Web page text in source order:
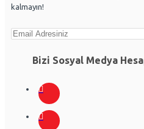
kalmayın!
Bizi Sosyal Medya